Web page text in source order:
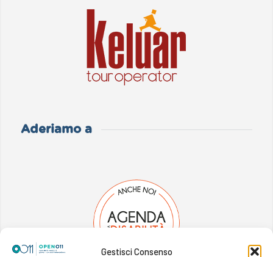
Gestisci Consenso
Aderiamo a